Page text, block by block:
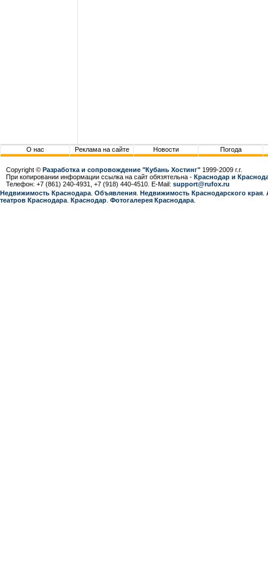
О нас Реклама на сайте Новости Погода
Copyright © Разработка и сопровождение "Кубань Хостинг" 1999-2009 г.г.
При копировании информации ссылка на сайт обязятельна - Краснодар и
Телефон: +7 (861) 240-4931, +7 (918) 440-4510. E-Mail: support@rufox.ru
Недвижимость Краснодара Объявления Недвижимость Краснодарcкого края
театров Краснодара Краснодар Фотогалерея Краснодара